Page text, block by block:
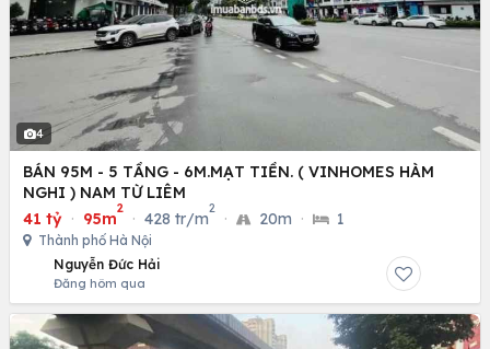
4
BÁN 95M - 5 TẦNG - 6M.MẠT TIỀN. ( VINHOMES HÀM
NGHI ) NAM TỪ LIÊM
41 tỷ · 95m
2
· 428 tr/m
2
· 20m · 1
Thành phố Hà Nội
Nguyễn Đức Hải
Đăng hôm qua